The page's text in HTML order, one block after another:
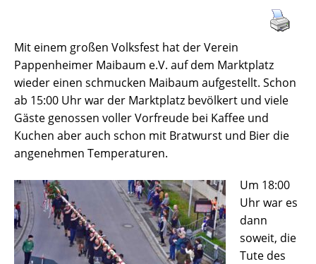
Mit einem großen Volksfest hat der Verein
Pappenheimer Maibaum e.V. auf dem Marktplatz
wieder einen schmucken Maibaum aufgestellt. Schon
ab 15:00 Uhr war der Marktplatz bevölkert und viele
Gäste genossen voller Vorfreude bei Kaffee und
Kuchen aber auch schon mit Bratwurst und Bier die
angenehmen Temperaturen.
Um 18:00
Uhr war es
dann
soweit, die
Tute des